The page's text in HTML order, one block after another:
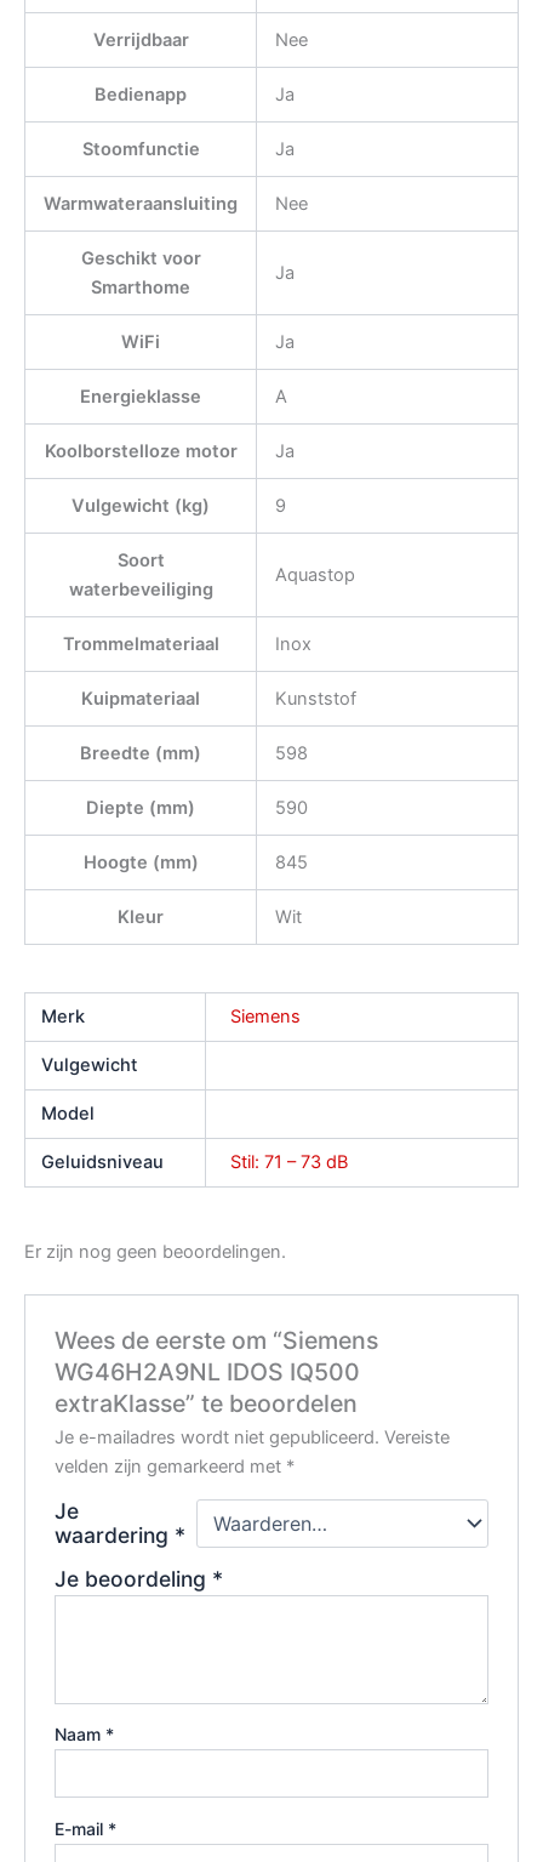
Verrijdbaar Nee
Bedienapp Ja
Stoomfunctie Ja
Warmwateraansluiting Nee
Geschikt voor
Smarthome
Ja
WiFi Ja
Energieklasse A
Koolborstelloze motor Ja
Vulgewicht (kg) 9
Soort
waterbeveiliging
Aquastop
Trommelmateriaal Inox
Kuipmateriaal Kunststof
Breedte (mm) 598
Diepte (mm) 590
Hoogte (mm) 845
Kleur Wit
Merk Siemens
Vulgewicht
Model
Geluidsniveau Stil: 71 – 73 dB
Er zijn nog geen beoordelingen.
Wees de eerste om “Siemens
WG46H2A9NL IDOS IQ500
extraKlasse” te beoordelen
Je e-mailadres wordt niet gepubliceerd. Vereiste
velden zijn gemarkeerd met *
Je
waardering *
Je beoordeling *
Naam *
E-mail *